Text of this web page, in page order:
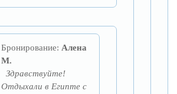
Бронирование: Алена
М.
Здравствуйте!
Отдыхали в Египте с